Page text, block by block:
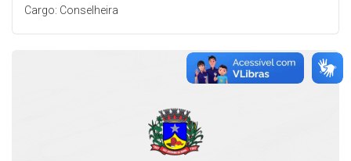
Cargo: Conselheira